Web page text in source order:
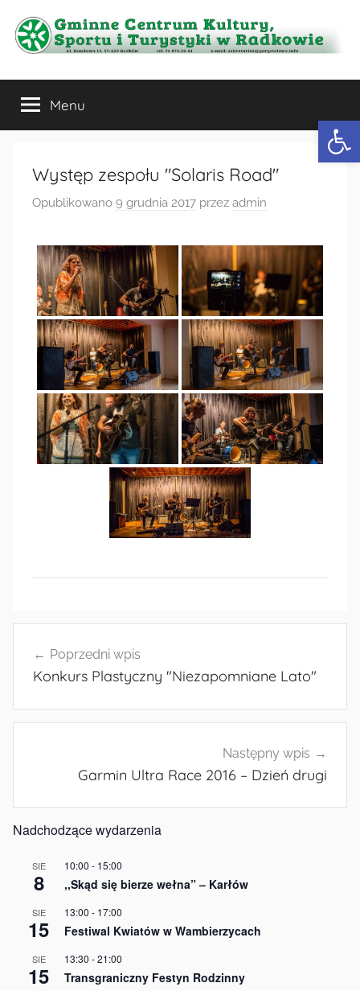
treści
Gminne
Centrum
Kultury,
Sportu
Turystyki
Radkowie
Menu
Występ zespołu "Solaris Road"
Opublikowano 9 grudnia 2017 przez admin
wpisuPoprzedni wpis
Konkurs Plastyczny "Niezapomniane Lato"
Następny wpis
Garmin Ultra Race 2016 – Dzień drugi
Nadchodzące wydarzenia
SIE
8
10:00 - 15:00
,,Skąd się bierze wełna” – Karłów
SIE
15
13:00 - 17:00
Festiwal Kwiatów w Wambierzycach
SIE
15
13:30 -21:00
Transgraniczny Festyn Rodzinny